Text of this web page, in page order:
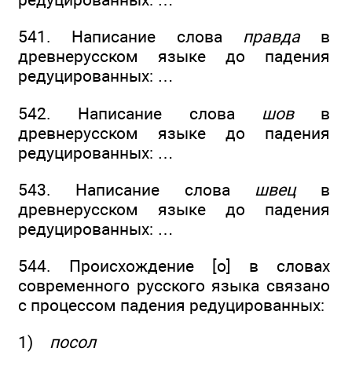
541. Написание слова правда в
древнерусском языке до падения
редуцированных: …
542. Написание слова шов в
древнерусском языке до падения
редуцированных: …
543. Написание слова швец в
древнерусском языке до падения
редуцированных: …
544. Происхождение [о] в словах
современного русского языка связано
с процессом падения редуцированных:
1) посол